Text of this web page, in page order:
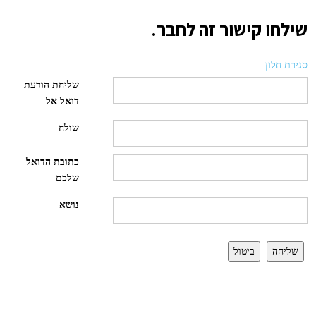
שילחו קישור זה לחבר.
סגירת חלון
שליחת הודעת
דואל אל
שולח
כתובת הדואל
שלכם
נושא
שליחה ביטול